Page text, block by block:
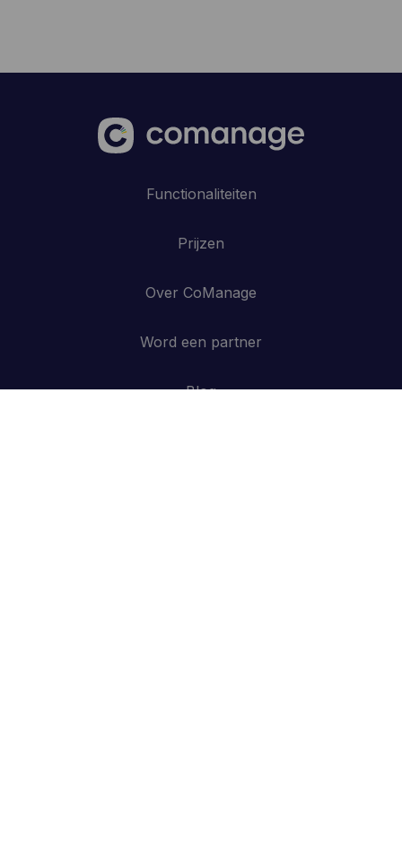
Functionaliteiten
Prijzen
Over CoManage
Word een partner
Blog